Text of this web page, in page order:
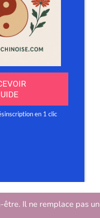
Il ne remplace pas un